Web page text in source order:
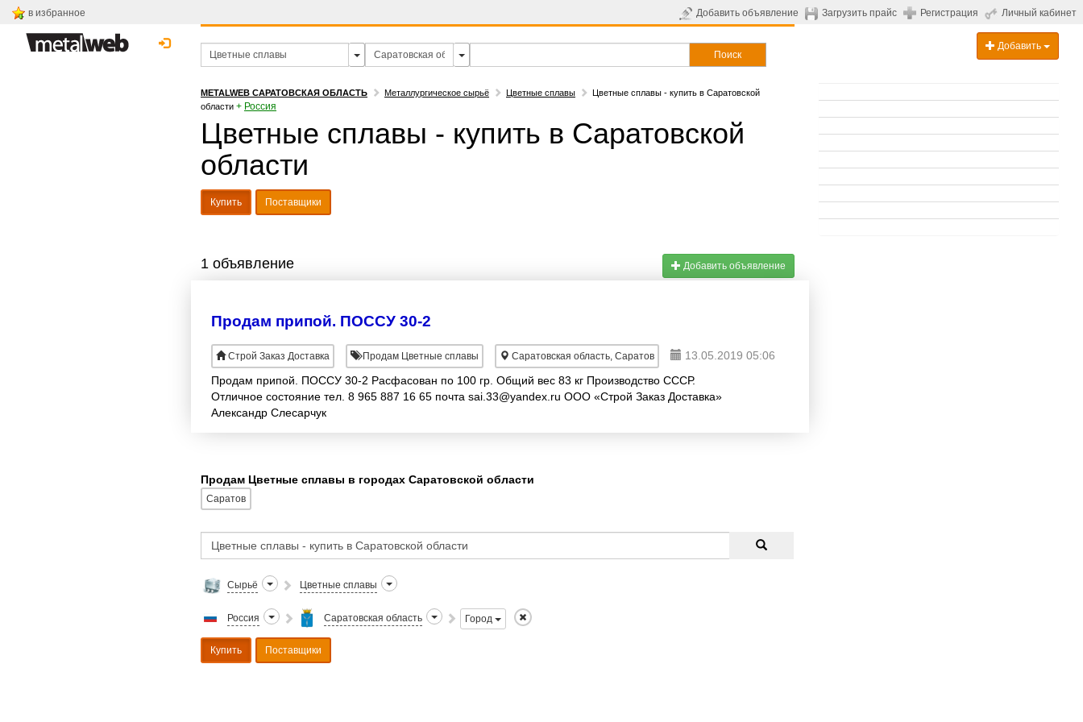
в избранное Добавить объявление Загрузить прайс Регистрация Личный кабинет
Поиск
Добавить
METALWEB САРАТОВСКАЯ ОБЛАСТЬ Металлургическое сырьё Цветные сплавы
Цветные сплавы - купить в Саратовской
области + Россия
Цветные сплавы - купить в Саратовской
области
Купить Поставщики
1 объявление Добавить объявление
Продам припой. ПОССУ 30-2
Строй Заказ Доставка Продам Цветные сплавы Саратовская область, Саратов
13.05.2019 05:06
Продам припой. ПОССУ 30-2 Расфасован по 100 гр. Общий вес 83 кг Производство СССР.
Отличное состояние тел. 8 965 887 16 65 почта sai.33@yandex.ru ООО «Строй Заказ Доставка»
Александр Слесарчук
Продам Цветные сплавы в городах Саратовской области
Саратов
Сырьё Цветные сплавы
Россия Саратовская область Город
Купить Поставщики